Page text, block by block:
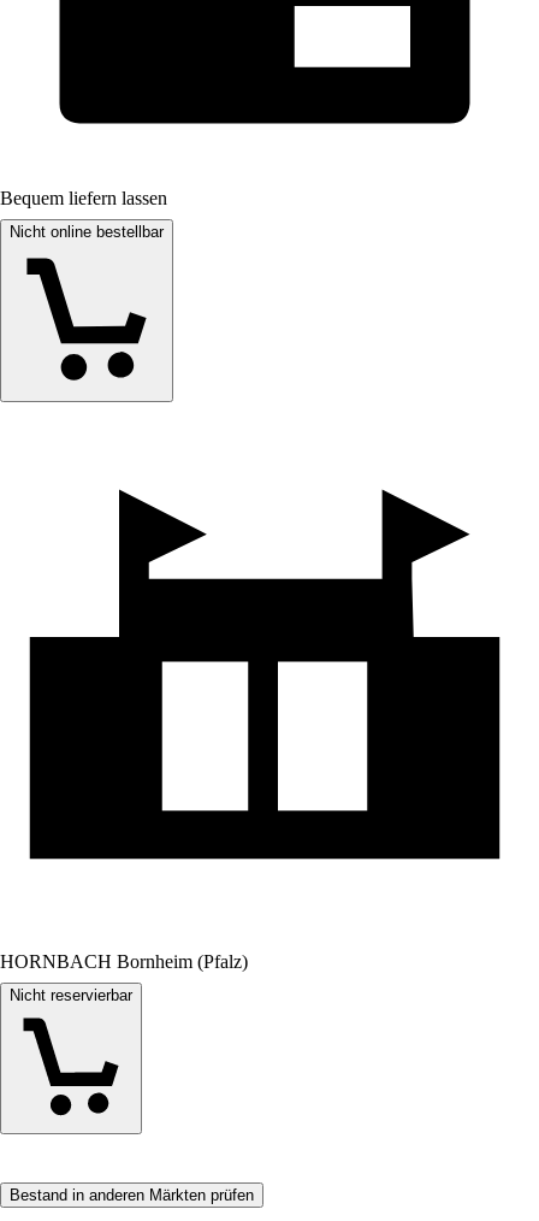
Bequem liefern lassen
Nicht online bestellbar
HORNBACH Bornheim (Pfalz)
Nicht reservierbar
Bestand in anderen Märkten prüfen